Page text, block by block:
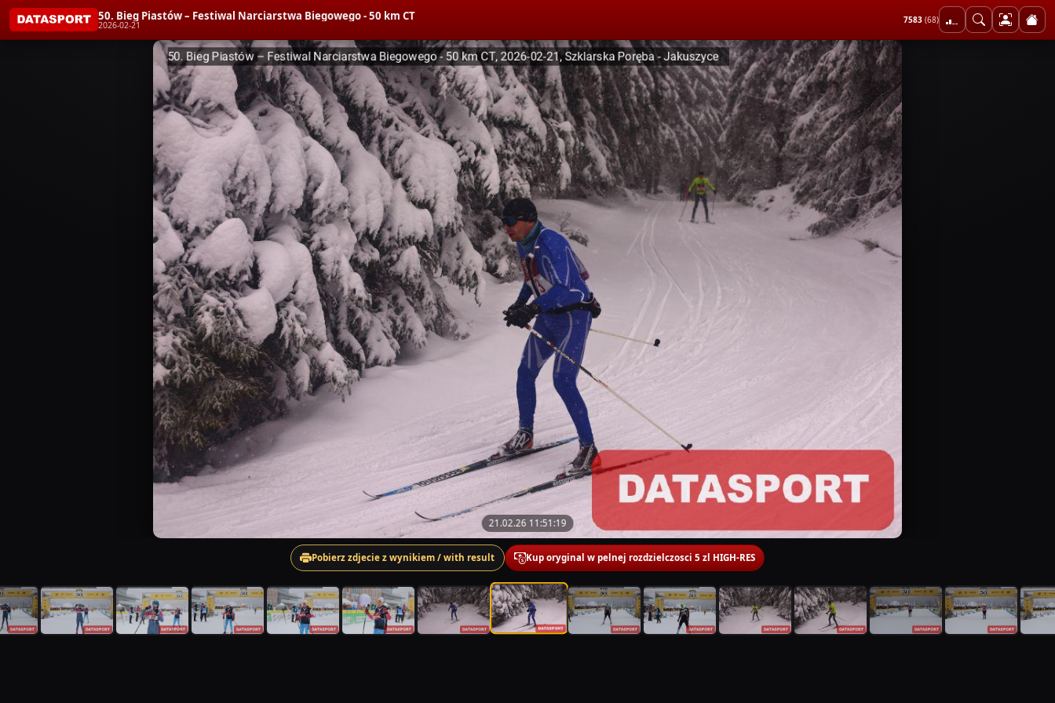
50. Bieg Piastów – Festiwal Narciarstwa Biegowego - 50 km CT
2026-02-21 7583 (68)
21.02.26 11:51:19
Pobierz zdjecie z wynikiem / with result Kup oryginal w pelnej rozdzielczosci 5 zl HIGH-RES